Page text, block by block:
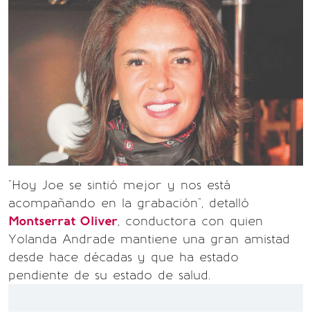
"Hoy Joe se sintió mejor y nos está
acompañando en la grabación", detalló
Montserrat Oliver, conductora con quien
Yolanda Andrade mantiene una gran amistad
desde hace décadas y que ha estado
pendiente de su estado de salud.